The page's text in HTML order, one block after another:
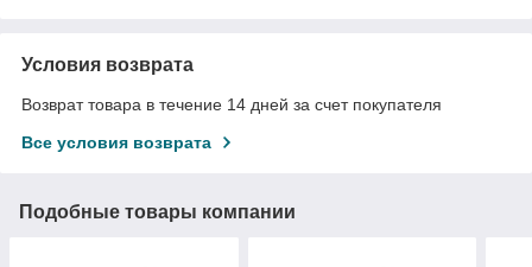
Условия возврата
Возврат товара в течение 14 дней за счет покупателя
Все условия возврата
Подобные товары компании